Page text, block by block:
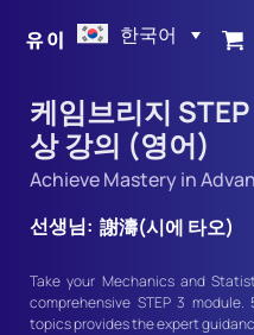
한국어
케임브리지
상 강의 (영어)
Achieve Mastery in
선생님: 謝濤(시에 타오)
Take your Mechanics and
comprehensive STEP 3
topics provides the expert